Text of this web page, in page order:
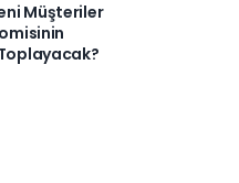
Müşteriler